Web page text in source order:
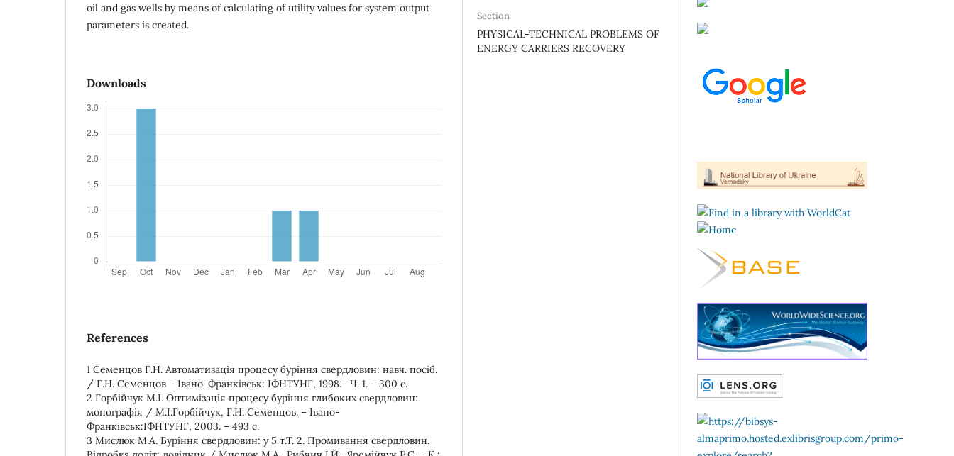
oil and gas wells by means of calculating of utility values for system output
parameters is created.
Downloads
References
1 Семенцов Г.Н. Автоматизація процесу буріння свердловин: навч. посіб.
/ Г.Н. Семенцов – Івано-Франківськ: ІФНТУНГ, 1998. –Ч. 1. – 300 с.
2 Горбійчук М.І. Оптимізація процесу буріння глибоких свердловин:
монографія / М.І.Горбійчук, Г.Н. Семенцов. – Івано-
Франківськ:ІФНТУНГ, 2003. – 493 с.
3 Мислюк М.А. Буріння свердловин: у 5 т.Т. 2. Промивання свердловин.
Section
PHYSICAL-TECHNICAL PROBLEMS OF
ENERGY CARRIERS RECOVERY